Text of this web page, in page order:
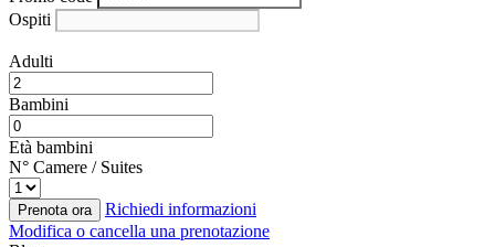
Ospiti
Adulti
Bambini
Età bambini
N° Camere / Suites
Prenota ora
Richiedi informazioni
Modifica o cancella una prenotazione